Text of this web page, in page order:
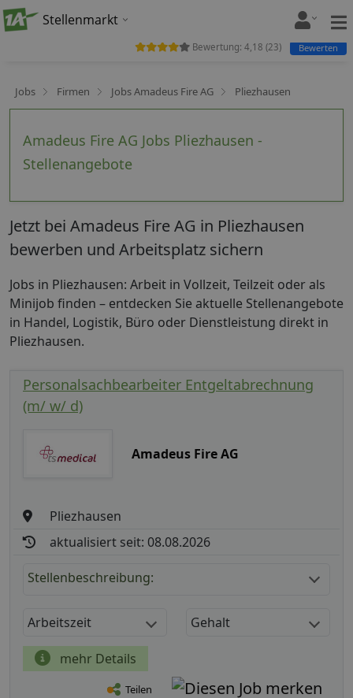
Stellenmarkt
Jobs Firmen Jobs Amadeus Fire AG Pliezhausen
Amadeus Fire AG Jobs Pliezhausen -
Stellenangebote
Bewertung: 4,18 (23) Bewerten
Jetzt bei Amadeus Fire AG in Pliezhausen
bewerben und Arbeitsplatz sichern
Jobs in Pliezhausen: Arbeit in Vollzeit, Teilzeit oder als
Minijob finden – entdecken Sie aktuelle Stellenangebote
in Handel, Logistik, Büro oder Dienstleistung direkt in
Pliezhausen.
Personalsachbearbeiter Entgeltabrechnung
(m/ w/ d)
Amadeus Fire AG
Pliezhausen
aktualisiert seit: 08.08.2026
Stellenbeschreibung:
Arbeitszeit Gehalt
mehr Details
Teilen